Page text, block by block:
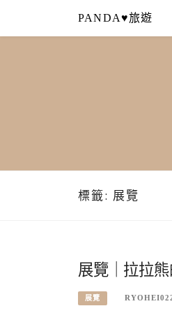
content
PANDA♥旅遊
標籤: 展覽
展覽｜拉拉
展覽